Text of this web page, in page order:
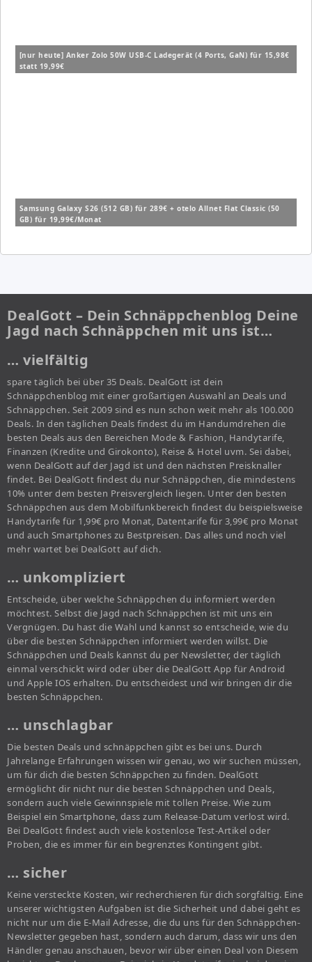
[nur heute] Anker Zolo 50W USB-C Ladegerät (4 Ports, GaN) für 15,98€
statt 19,99€
Samsung Galaxy S26 (512 GB) für 289€ + otelo Allnet Flat Classic (50
GB) für 19,99€/Monat
DealGott – Dein Schnäppchenblog Deine
Jagd nach Schnäppchen mit uns ist…
… vielfältig
spare täglich bei über 35 Deals. DealGott ist dein
Schnäppchenblog mit einer großartigen Auswahl an Deals und
Schnäppchen. Seit 2009 sind es nun schon weit mehr als 100.000
Deals. In den täglichen Deals findest du im Handumdrehen die
besten Deals aus den Bereichen Mode & Fashion, Handytarife,
Finanzen (Kredite und Girokonto), Reise & Hotel uvm. Sei dabei,
wenn DealGott auf der Jagd ist und den nächsten Preisknaller
findet. Bei DealGott findest du nur Schnäppchen, die mindestens
10% unter dem besten Preisvergleich liegen. Unter den besten
Schnäppchen aus dem Mobilfunkbereich findest du beispielsweise
Handytarife für 1,99€ pro Monat, Datentarife für 3,99€ pro Monat
und auch Smartphones zu Bestpreisen. Das alles und noch viel
mehr wartet bei DealGott auf dich.
… unkompliziert
Entscheide, über welche Schnäppchen du informiert werden
möchtest. Selbst die Jagd nach Schnäppchen ist mit uns ein
Vergnügen. Du hast die Wahl und kannst so entscheide, wie du
über die besten Schnäppchen informiert werden willst. Die
Schnäppchen und Deals kannst du per Newsletter, der täglich
einmal verschickt wird oder über die DealGott App für Android
und Apple IOS erhalten. Du entscheidest und wir bringen dir die
besten Schnäppchen.
… unschlagbar
Die besten Deals und schnäppchen gibt es bei uns. Durch
Jahrelange Erfahrungen wissen wir genau, wo wir suchen müssen,
um für dich die besten Schnäppchen zu finden. DealGott
ermöglicht dir nicht nur die besten Schnäppchen und Deals,
sondern auch viele Gewinnspiele mit tollen Preise. Wie zum
Beispiel ein Smartphone, dass zum Release-Datum verlost wird.
Bei DealGott findest auch viele kostenlose Test-Artikel oder
Proben, die es immer für ein begrenztes Kontingent gibt.
… sicher
Keine versteckte Kosten, wir recherchieren für dich sorgfältig. Eine
unserer wichtigsten Aufgaben ist die Sicherheit und dabei geht es
nicht nur um die E-Mail Adresse, die du uns für den Schnäppchen-
Newsletter gegeben hast, sondern auch darum, dass wir uns den
Händler genau anschauen, bevor wir über einen Deal von Diesem